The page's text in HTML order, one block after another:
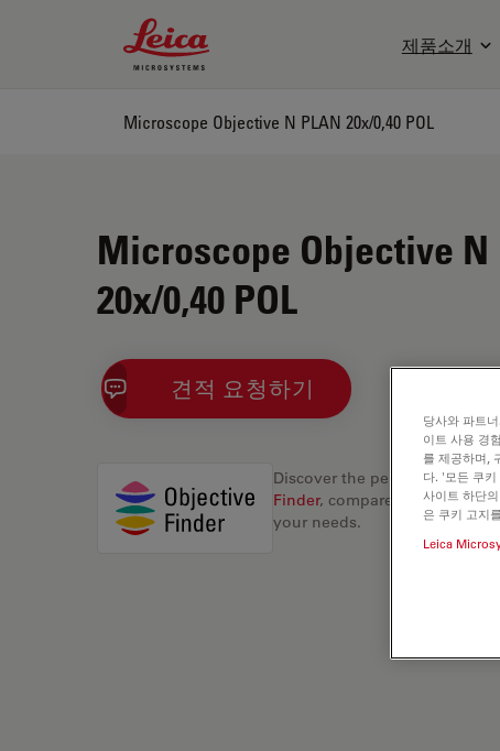
Leica Microsystems Logo
제품소개
Microscope Objective N PLAN 20x/0,40 POL
Microscope Objective N
20x/0,40 POL
견적 요청하기
Discover the perfect
Finder, compare alternatives,
your needs.
당사와 파트
이트 사용 경
를 제공하며,
다. '모든 쿠
사이트 하단
은 쿠키 고지
Leica